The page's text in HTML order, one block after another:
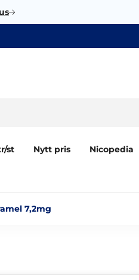
st Nytt pris Nicopedia
7,2mg‎